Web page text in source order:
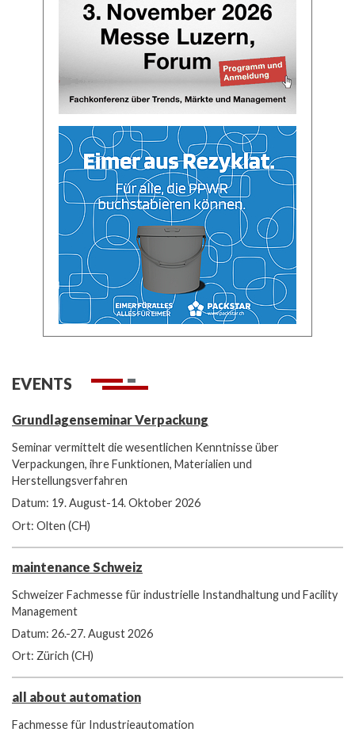
EVENTS
Grundlagenseminar Verpackung
Seminar vermittelt die wesentlichen Kenntnisse über
Verpackungen, ihre Funktionen, Materialien und
Herstellungsverfahren
Datum: 19. August-14. Oktober 2026
Ort: Olten (CH)
maintenance Schweiz
Schweizer Fachmesse für industrielle Instandhaltung und Facility
Management
Datum: 26.-27. August 2026
Ort: Zürich (CH)
all about automation
Fachmesse für Industrieautomation